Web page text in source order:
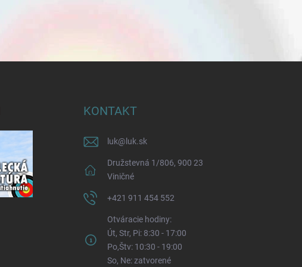
KONTAKT
luk@ luk.sk
Družstevná 1/806, 900 23
Viničné
+421 911 454 552
Otváracie hodiny:
Út, Str, Pi: 8:30 - 17:00
Po,Štv: 10:30 - 19:00
So, Ne: zatvorené